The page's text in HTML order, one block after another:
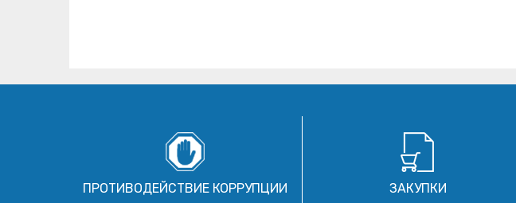
ПРОТИВОДЕЙСТВИЕ КОРРУПЦИИ ЗАКУПКИ